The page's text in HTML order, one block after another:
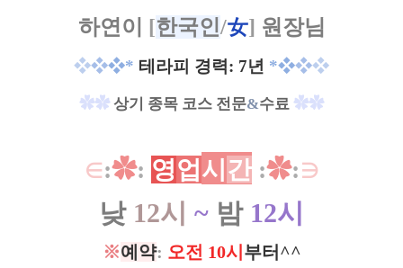
하연이 [한국인/女] 원장님
❖❖❖* 테라피 경력: 7년 *❖❖❖
✿✿ 상기 종목 코스 전문&수료 ✿✿
∈:✿: 영업 시 간 :✿:∋
낮 12시 ~ 밤 12시
※예약: 오전 10시 부터^^